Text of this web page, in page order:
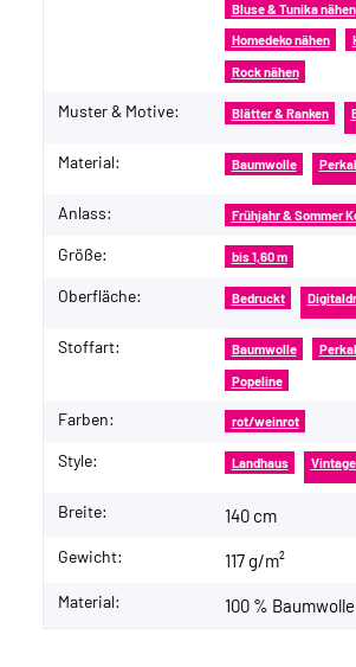
Bluse & Tunika nähen
Homedeko nähen
Rock nähen
Muster & Motive: Blätter & Ranken
Material: Baumwolle
Anlass: Frühjahr & Sommer
Größe: bis 1,60 m
Oberfläche: Bedruckt
Stoffart: Baumwolle
Popeline
Farben: rot/weinrot
Style: Landhaus
Breite: 140 cm
Gewicht: 117 g/m²
Material: 100 % Baumwolle